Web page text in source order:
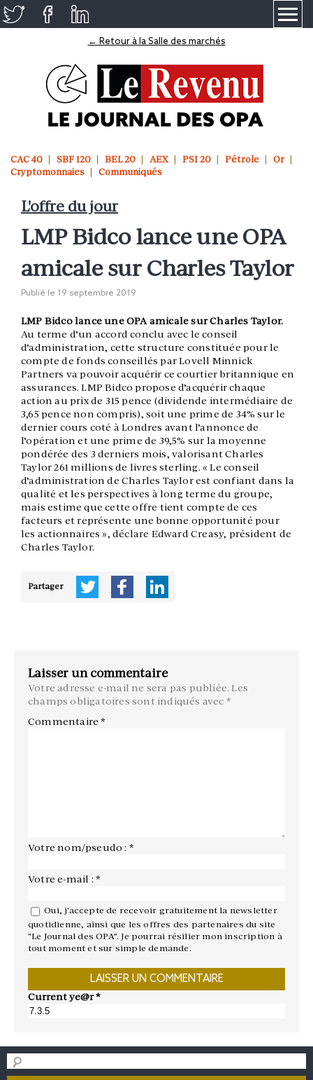
← Retour à la Salle des marchés
CAC 40 SBF 120 BEL 20 AEX PSI 20 Pétrole
Or
Cryptomonnaies
Communiqués
L'offre du jour
LMP Bidco lance une OPA
amicale sur Charles Taylor
Publié le 19 septembre 2019
LMP Bidco lance une OPA amicale sur Charles Taylor.
Au terme d’un accord conclu avec le conseil
d’administration, cette structure constituée pour le
compte de fonds conseillés par Lovell Minnick
Partners va pouvoir acquérir ce courtier britannique en
assurances. LMP Bidco propose d’acquérir chaque
action au prix de 315 pence (dividende intermédiaire de
3,65 pence non compris), soit une prime de 34% sur le
dernier cours coté à Londres avant l’annonce de
l’opération et une prime de 39,5% sur la moyenne
pondérée des 3 derniers mois, valorisant Charles
Taylor 261 millions de livres sterling. « Le conseil
d’administration de Charles Taylor est confiant dans la
qualité et les perspectives à long terme du groupe,
mais estime que cette offre tient compte de ces
facteurs et représente une bonne opportunité pour
les actionnaires », déclare Edward Creasy, président de
Charles Taylor.
Partager
Laisser un commentaire
Votre adresse e-mail ne sera pas publiée. Les
champs obligatoires sont indiqués avec *
Commentaire*
Votre nom/pseudo : *
Votre e-mail : *
Oui, j'accepte de recevoir gratuitement la newsletter
quotidienne, ainsi que les offres des partenaires du site
"Le Journal des OPA". Je pourrai résilier mon inscription à
tout moment et sur simple demande.
Current ye@r*